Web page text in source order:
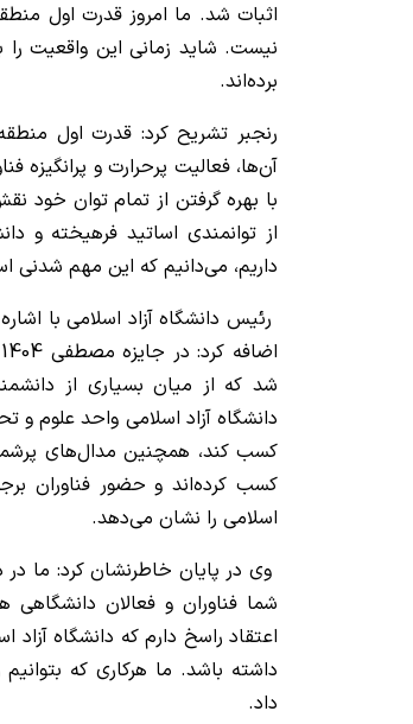
اثبات شد. ما امروز قدرت اول
نیست. شاید زمانی این واقعیت را
برده‌اند.
رنجبر تشریح کرد: قدرت اول
آن‌ها، فعالیت پرحرارت و پرانگیزه
با بهره گرفتن از تمام توان خود
از توانمندی اساتید فرهیخته و
داریم، می‌دانیم که این مهم شدنی
رئیس دانشگاه آزاد اسلامی با
شد که از میان بسیاری از
دانشگاه آزاد اسلامی واحد علوم
کسب کند، همچنین مدال‌های
کسب کرده‌اند و حضور فناوران
اسلامی را نشان می‌دهد.
وی در پایان خاطرنشان کرد: ما در
شما فناوران و فعالان
اعتقاد راسخ دارم که دانشگاه
داشته باشد. ما هرکاری که
داد.